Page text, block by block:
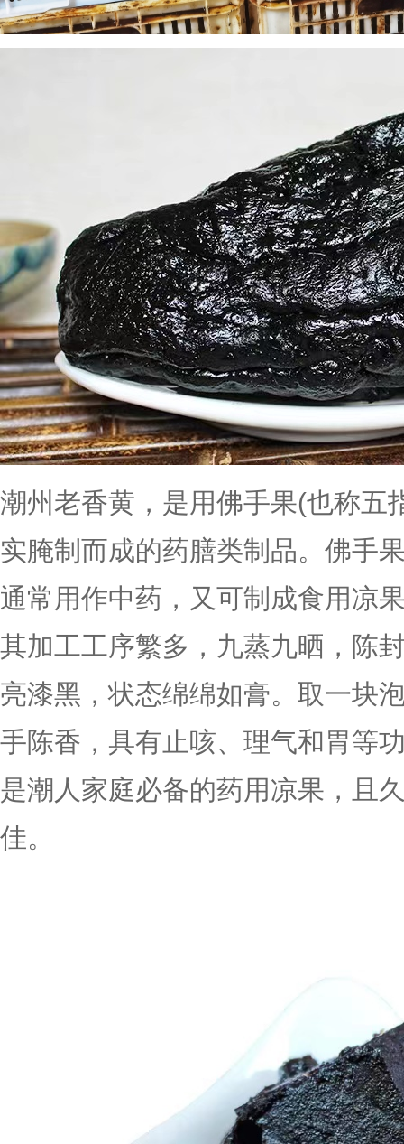
潮州老香黄，是用佛手果(也称五
实腌制而成的药膳类制品。佛手
通常用作中药，又可制成食用凉
其加工工序繁多，九蒸九晒，陈
亮漆黑，状态绵绵如膏。取一块
手陈香，具有止咳、理气和胃等
是潮人家庭必备的药用凉果，且
佳。